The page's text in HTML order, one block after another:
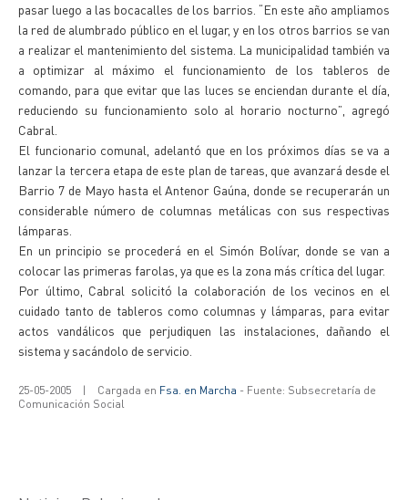
pasar luego a las bocacalles de los barrios. “En este año ampliamos
la red de alumbrado público en el lugar, y en los otros barrios se van
a realizar el mantenimiento del sistema. La municipalidad también va
a optimizar al máximo el funcionamiento de los tableros de
comando, para que evitar que las luces se enciendan durante el día,
reduciendo su funcionamiento solo al horario nocturno”, agregó
Cabral.
El funcionario comunal, adelantó que en los próximos días se va a
lanzar la tercera etapa de este plan de tareas, que avanzará desde el
Barrio 7 de Mayo hasta el Antenor Gaúna, donde se recuperarán un
considerable número de columnas metálicas con sus respectivas
lámparas.
En un principio se procederá en el Simón Bolívar, donde se van a
colocar las primeras farolas, ya que es la zona más crítica del lugar.
Por último, Cabral solicitó la colaboración de los vecinos en el
cuidado tanto de tableros como columnas y lámparas, para evitar
actos vandálicos que perjudiquen las instalaciones, dañando el
sistema y sacándolo de servicio.
25-05-2005 | Cargada en Fsa. en Marcha - Fuente: Subsecretaría de
Comunicación Social